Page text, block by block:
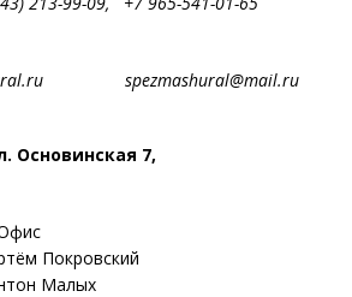
spezmashural@mail.ru
Основинская 7,
Покровский
Малых